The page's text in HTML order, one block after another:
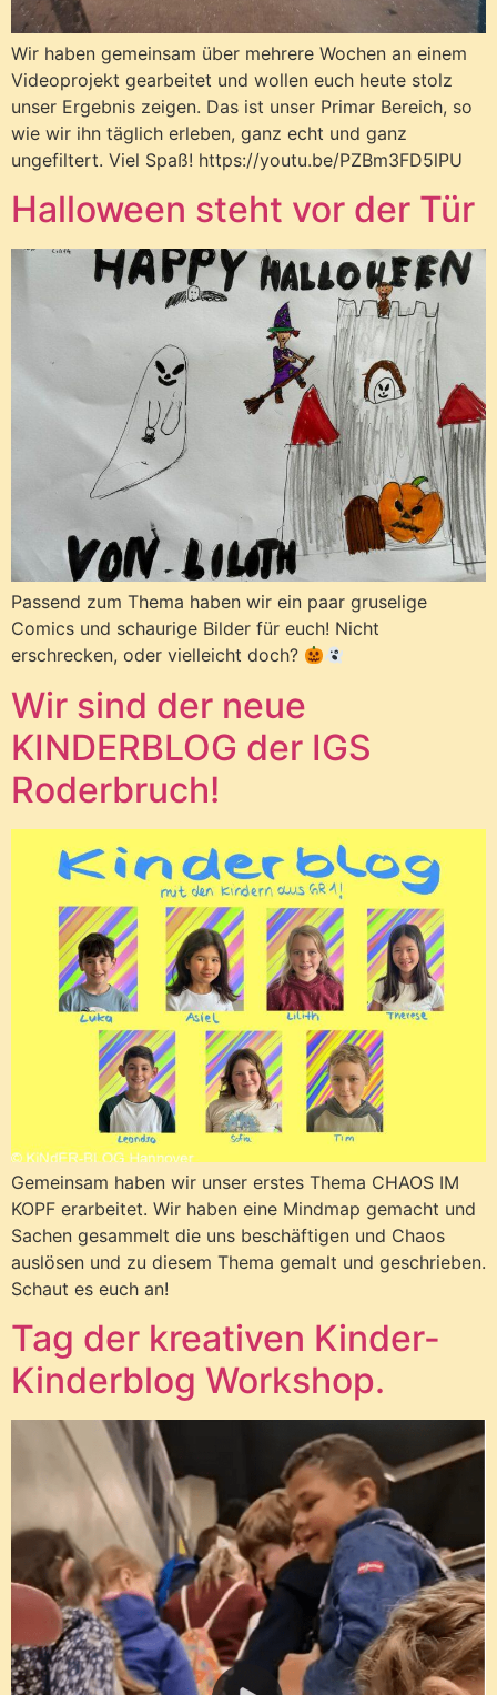
Wir haben gemeinsam über mehrere Wochen an einem
Videoprojekt gearbeitet und wollen euch heute stolz
unser Ergebnis zeigen. Das ist unser Primar Bereich, so
wie wir ihn täglich erleben, ganz echt und ganz
ungefiltert. Viel Spaß! https://youtu.be/PZBm3FD5lPU
Halloween steht vor der Tür
Passend zum Thema haben wir ein paar gruselige
Comics und schaurige Bilder für euch! Nicht
erschrecken, oder vielleicht doch?
Wir sind der neue
KINDERBLOG der IGS
Roderbruch!
Gemeinsam haben wir unser erstes Thema CHAOS IM
KOPF erarbeitet. Wir haben eine Mindmap gemacht und
Sachen gesammelt die uns beschäftigen und Chaos
auslösen und zu diesem Thema gemalt und geschrieben.
Schaut es euch an!
Tag der kreativen Kinder-
Kinderblog Workshop.